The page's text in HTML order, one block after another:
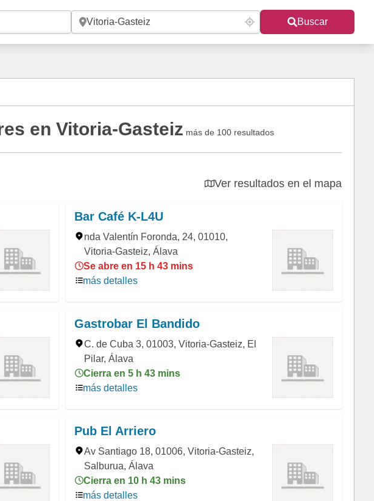
Buscar
en Vitoria-Gasteiz más de 100 resultados
Ver resultados en el mapa
Bar Café K-L4U
nda Valentín Foronda, 24, 01010,
Vitoria-Gasteiz, Álava
Se abre en 15 h 43 mins
más detalles
Gastrobar El Bandido
C. de Cuba 3, 01003, Vitoria-Gasteiz, El
Pilar, Álava
Cierra en 5 h 43 mins
más detalles
Pub El Arriero
Av Santiago 18, 01006, Vitoria-Gasteiz,
Salburua, Álava
Cierra en 10 h 43 mins
más detalles